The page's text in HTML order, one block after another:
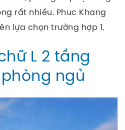
rất nhiều. Phuc Khang
lựa chọn trường hợp 1.
L 2 tầng
ngủ